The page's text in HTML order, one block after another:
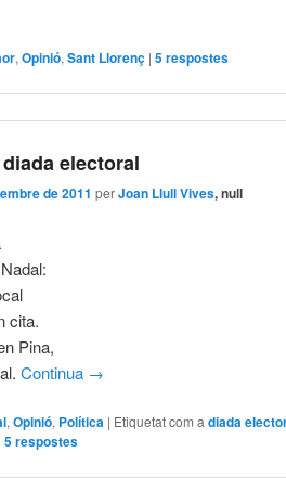
,Opinió,Sant Llorenç |5respostes
electoral
de 2011 perJoan Llull Vives, null
cita.
Pina,
Continua →
,Opinió, Política | Etiquetat com a diada
|5respostes